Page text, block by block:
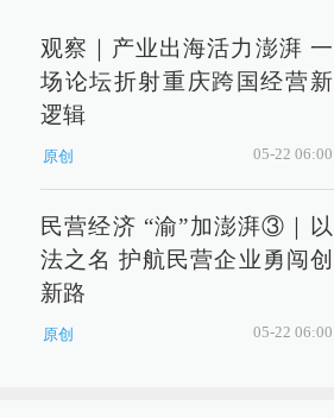
观察｜产业出海活力澎湃 一
场论坛折射重庆跨国经营新
逻辑
原创 05-22 06:00
民营经济 “渝”加澎湃③｜以
法之名 护航民营企业勇闯创
新路
原创 05-22 06:00